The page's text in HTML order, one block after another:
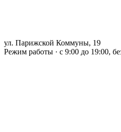
ул. Парижской Коммуны, 19
Режим работы · с 9:00 до 19:00,